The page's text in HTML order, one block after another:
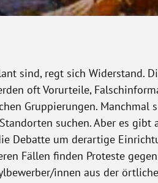
sind, regt sich Widerstand.
oft Vorurteile,
Gruppierungen. Manchmal
suchen. Aber es gibt
Debatte um derartige
Fällen finden Proteste gegen
innen aus der